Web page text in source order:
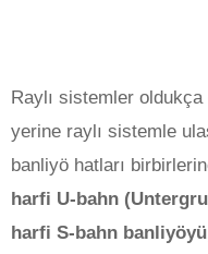
Raylı sistemler
yerine raylı sistemle
banliyö hatları
harfi U-bahn
harfi S-bahn